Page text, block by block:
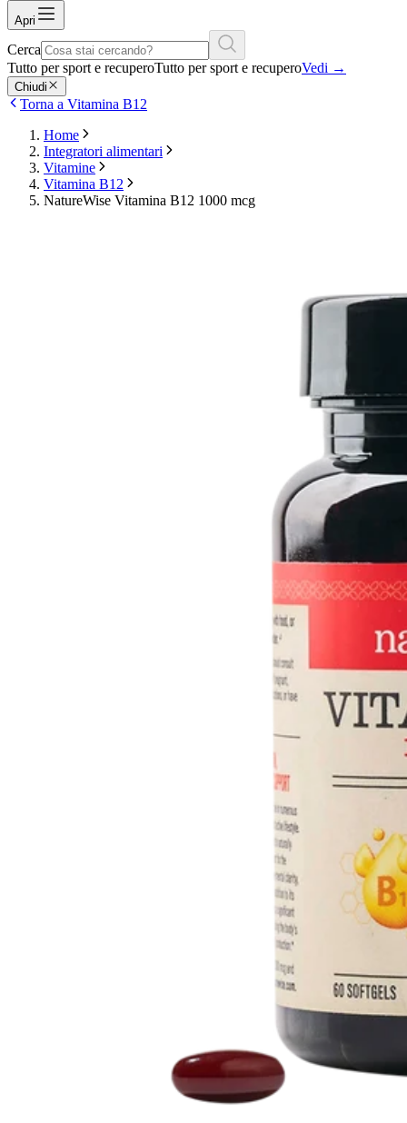
Apri
Cerca
Tutto per sport e recuperoTutto per sport e recuperoVedi →
Chiudi
Torna a Vitamina B12
Home
Integratori alimentari
Vitamine
Vitamina B12
NatureWise Vitamina B12 1000 mcg